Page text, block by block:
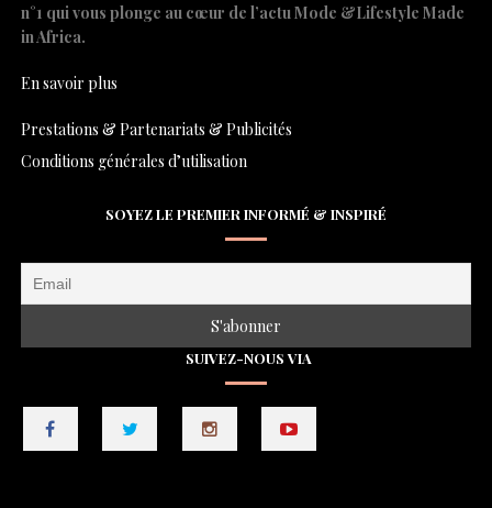
n°1 qui vous plonge au cœur de l’actu Mode &Lifestyle Made
in Africa.
En savoir plus
Prestations & Partenariats & Publicités
Conditions générales d’utilisation
SOYEZ LE PREMIER INFORMÉ & INSPIRÉ
SUIVEZ-NOUS VIA